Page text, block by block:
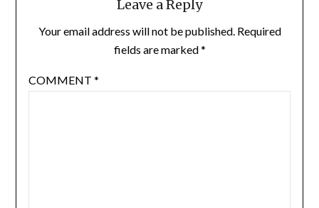
Leave a Reply
Your email address will not be published. Required
fields are marked*
COMMENT *